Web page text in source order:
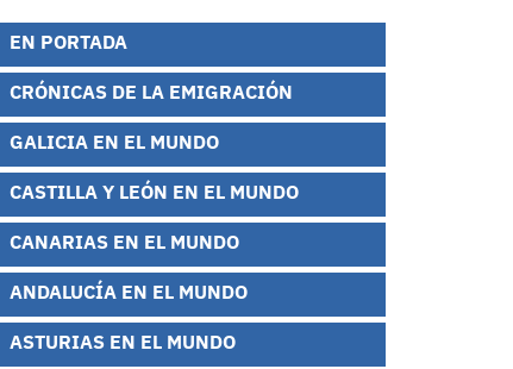
EN PORTADA
CRÓNICAS DE LA EMIGRACIÓN
GALICIA EN EL MUNDO
CASTILLA Y LEÓN EN EL MUNDO
CANARIAS EN EL MUNDO
ANDALUCÍA EN EL MUNDO
ASTURIAS EN EL MUNDO